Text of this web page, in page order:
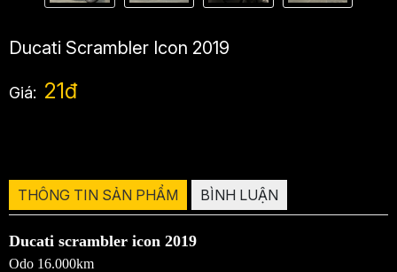
Ducati Scrambler Icon 2019
Giá: 21đ
THÔNG TIN SẢN PHẨM BÌNH LUẬN
Ducati scrambler icon 2019
Odo 16.000km